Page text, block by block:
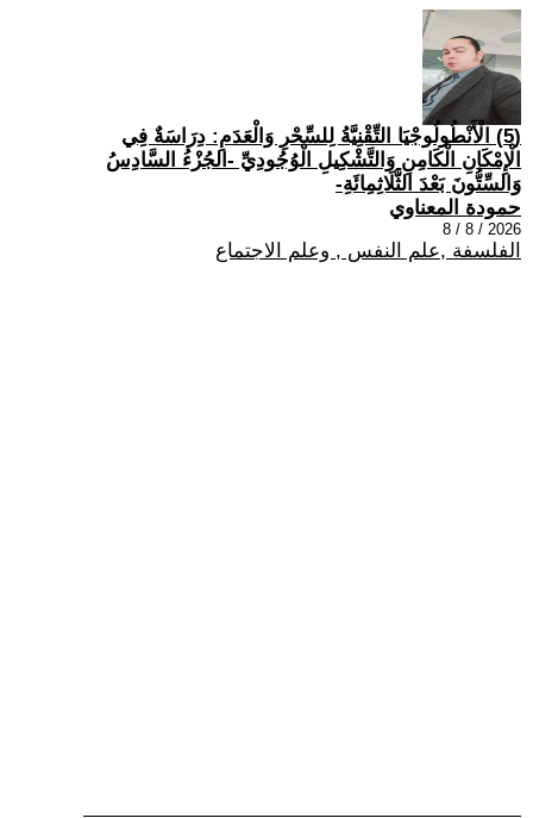
(5) الْأَنْطُولُوجْيَا التِّقْنِيَّةُ لِلسِّحْرِ وَالْعَدَمِ: دِرَاسَةٌ فِي
الْإِمْكَانِ الْكَامِنِ وَالتَّشْكِيلِ الْوُجُودِيِّ -الجُزْءُ السَّادِسُ
وَالسِّتُّونَ بَعْدَ الثَّلَاثِمِائَةِ-
حمودة المعناوي
2026 / 8 / 8
الفلسفة ,علم النفس , وعلم الاجتماع